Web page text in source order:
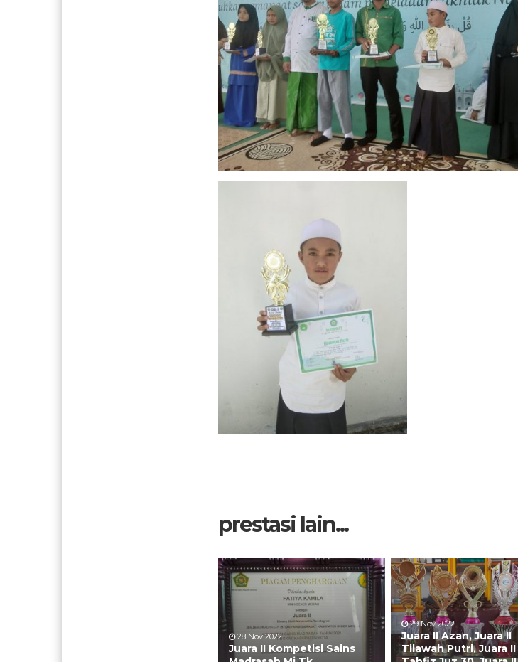
prestasi lain...
28 Nov 2022
Juara II Kompetisi Sains
29 Nov 2022
Juara II Azan, Juara II
Tilawah Putri, Juara II